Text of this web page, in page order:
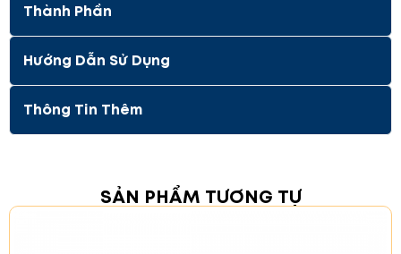
Giảm nhờn và thu nhỏ lỗ chân lông
Giúp tẩy tế bào chết nhẹ nhàng
Có khả năng trị mụn đầu đen và làm mờ vết
thâm, giúp da mặt căng bóng và mịn màng
sáng da, giữ độ ẩm cho da mà vẫn rất an
toàn, lành tính, không gây kích ứng cho da.
Bảo quản:
Thành Phần
Hướng Dẫn Sử Dụng
Thông Tin Thêm
SẢN PHẨM TƯƠNG TỰ